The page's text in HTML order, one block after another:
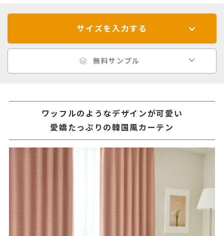
サイズを入力する
無料サンプル
ワッフルのようなデザインが可愛い
愛嬌たっぷりの韓国風カーテン